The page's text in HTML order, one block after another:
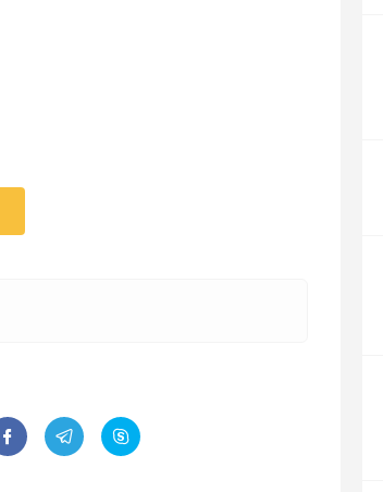
  